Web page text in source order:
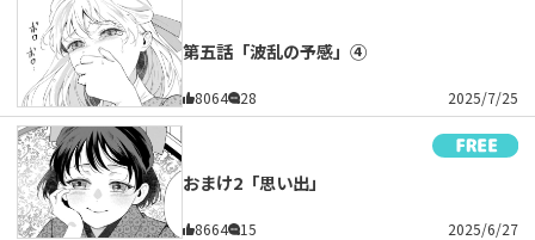
第五話「波乱の予感」④
8064 28 2025/7/25
おまけ2「思い出」
8664 15 2025/6/27